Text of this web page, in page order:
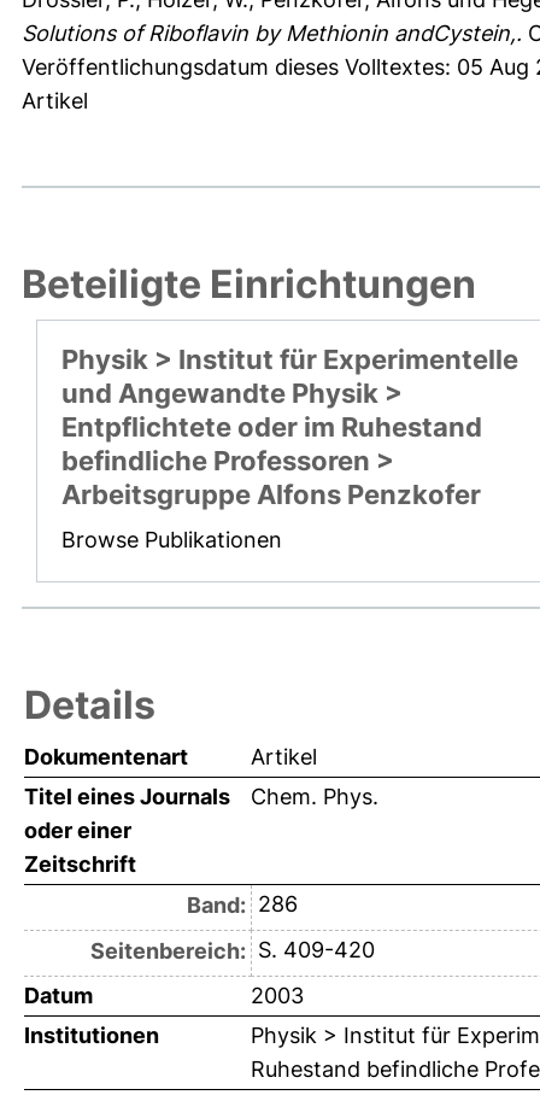
Solutions of Riboflavin by Methionin andCystein,.
Veröffentlichungsdatum dieses Volltextes: 05 Aug
Artikel
Beteiligte Einrichtungen
Physik > Institut für Experimentelle
und Angewandte Physik >
Entpflichtete oder im Ruhestand
befindliche Professoren >
Arbeitsgruppe Alfons Penzkofer
Browse Publikationen
Details
Dokumentenart
Artikel
Titel eines Journals
oder einer
Zeitschrift
Chem. Phys.
Band: 286
Seitenbereich: S. 409-420
Datum
2003
Institutionen
Physik > Institut für
Ruhestand befindliche